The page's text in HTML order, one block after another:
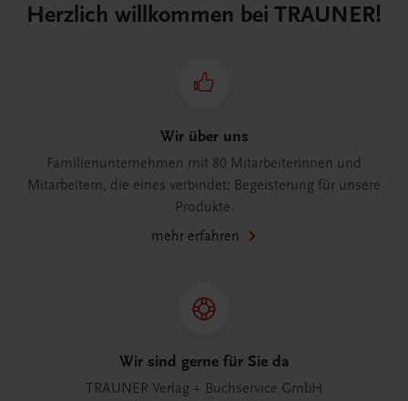
Herzlich willkommen bei TRAUNER!
Wir über uns
Familienunternehmen mit 80 Mitarbeiterinnen und
Mitarbeitern, die eines verbindet: Begeisterung für unsere
Produkte.
mehr erfahren
Wir sind gerne für Sie da
TRAUNER Verlag + Buchservice GmbH